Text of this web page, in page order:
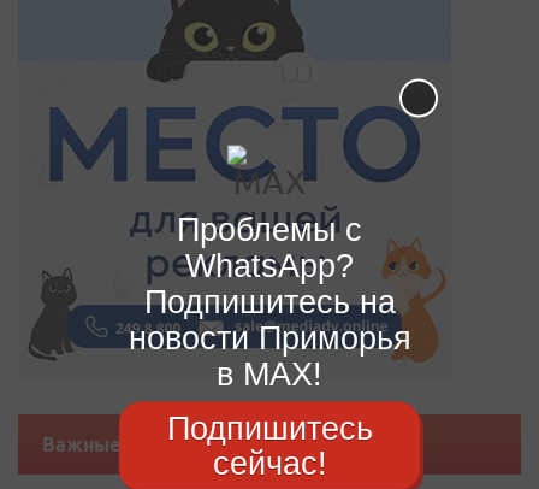
Важные новости
Проблемы с
WhatsApp?
Подпишитесь на
новости Приморья
в MAX!
Подпишитесь
сейчас!